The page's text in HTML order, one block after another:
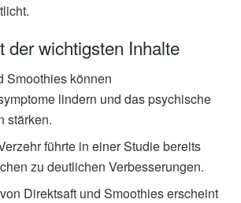
der wichtigsten Inhalte
Smoothies können
lindern und das psychische
stärken.
führte in einer Studie bereits
zu deutlichen Verbesserungen.
Direktsaft und Smoothies erscheint